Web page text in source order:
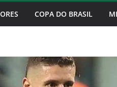
COPA DO BRASIL